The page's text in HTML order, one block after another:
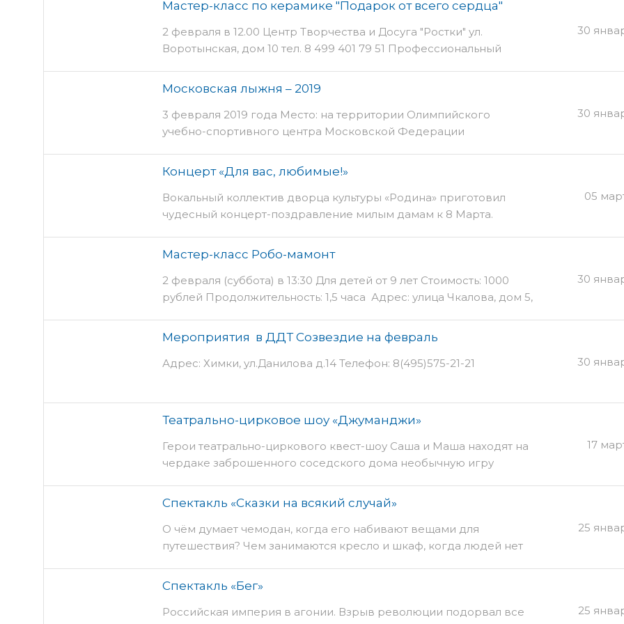
смогут как взрослые, так и дети.
Мастер-класс по керамике "Подарок от всего сердца"
2 февраля в 12.00 Центр Творчества и Досуга "Ростки" ул.
Воротынская, дом 10 тел. 8 499 401 79 51 Профессиональный
Досуга "Ростки" Светлана Уткина проведет мастер-класс для тех,
форме искусства. Давайте поучимся творить вместе. А может
быть этот эксперимент перерастет в хобби и вы с большим
Радовать своим творчеством себя, своих
30
Московская лыжня – 2019
3 февраля 2019 года Место: на территории Олимпийского
учебно-спортивного центра Московской Федерации
соревнования по лыжным гонкам «Московская лыжня – 2019» для
трудящихся организаций и предприятий города Москвы и
членов их семей. К участию в соревнованиях «Московская
лыжня-2019» допускаются все желающие, имеющие
соревнований до 17 лет включительно допускаются только при
наличии допуска врача,
30
Концерт «Для вас, любимые!»
Вокальный коллектив дворца культуры «Родина» приготовил
чудесный концерт-поздравление милым дамам к 8 Марта.
05
Мастер-класс Робо-мамонт
2 февраля (суббота) в 13:30 Для детей от 9 лет Стоимость: 1000
рублей Продолжительность: 1,5 часа Адрес: улица Чкалова, дом 5,
Записаться на мастер-класс можно по телефону: ☎+7(495)005-13-
98 Что вы знаете о мамонтах?🐘 Раскрыть не только секреты этих
вымерших млекопитающих🏺📜, поражающих своими размерами,
Робототехники РобоХимки💻! ⏰В субботу,
30
Мероприятия в ДДТ Созвездие на февраль
Адрес: Химки, ул.Данилова д.14 Телефон: 8(495)575-21-21 30
Театрально-цирковое шоу «Джуманджи»
Герои театрально-циркового квест-шоу Саша и Маша находят на
чердаке заброшенного соседского дома необычную игру
17
Спектакль «Сказки на всякий случай»
О чём думает чемодан, когда его набивают вещами для
путешествия? Чем занимаются кресло и шкаф, когда людей нет
каждой вещи есть своя история, своя сказка. Рассказывая о себе,
вы будете знать, посмотрев это удивительное представление. Вы
25
Спектакль «Бег»
Российская империя в агонии. Взрыв революции подорвал все
25